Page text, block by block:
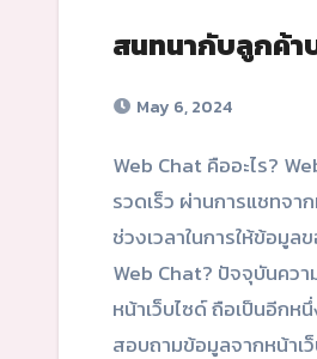
สนทนากับลูกค้า
May 6, 2024
Web Chat คืออะไร? Web Chat เป็นอีกหนึ่งช่องทางที่จะช่วยให้ลูกค้าติดต่อกับองค์กรของท่านได้อย่าง
รวดเร็ว ผ่านการแชทจ
ช่วงเวลาในการให้ข้อมู
Web Chat? ปัจจุบันคว
หน้าเว็บไซด์ ถือเป็นอีกห
สอบถามข้อมูลจากหน้าเ